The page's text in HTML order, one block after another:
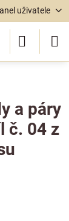
uživatele
a páry
č. 04 z